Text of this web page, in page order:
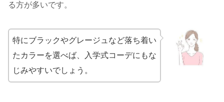
る方が多いです。
特にブラックやグレージュなど落ち着い
たカラーを選べば、入学式コーデにもな
じみやすいでしょう。